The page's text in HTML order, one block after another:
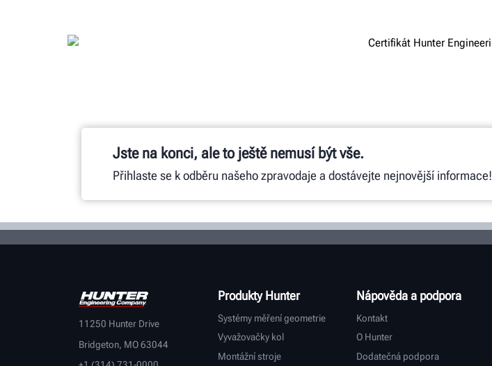
Jste na konci, ale to ještě nemusí být vše.
Přihlaste se k odběru našeho zpravodaje a dostávejte nejnovější informace!
11250 Hunter Drive
Bridgeton, MO 63044
Produkty Hunter
Systémy měření geometrie
Vyvažovačky kol
Montážní stroje
Nápověda a podpora
Kontakt
O Hunter
Dodatečná podpora